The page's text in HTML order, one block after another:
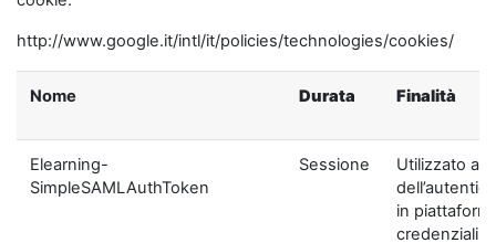
http://www.google.it/intl/it/policies/technologies/cookies/
Nome Durata Finalità
Elearning-
SimpleSAMLAuthToken
Sessione
Utilizzato ai
in
credenziali di